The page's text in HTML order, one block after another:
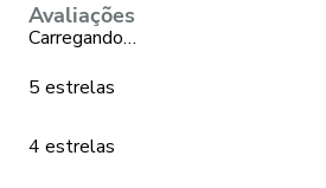
Avaliações
Carregando…
5 estrelas
4 estrelas